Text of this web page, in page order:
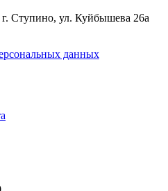
г. Ступино, ул. Куйбышева 26а
данных